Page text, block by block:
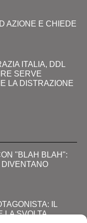
AZIONE E CHIEDE
ITALIA, DDL
SERVE
LA DISTRAZIONE
"BLAH BLAH":
IL
LA SVOLTA